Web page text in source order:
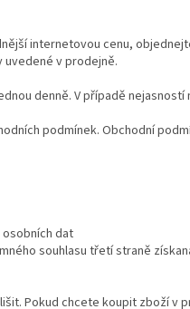
internetovou cenu,
uvedené v prodejně.
denně. V případě
podmínek. Obchodní
dat
souhlasu třetí straně
Pokud chcete koupit zboží v